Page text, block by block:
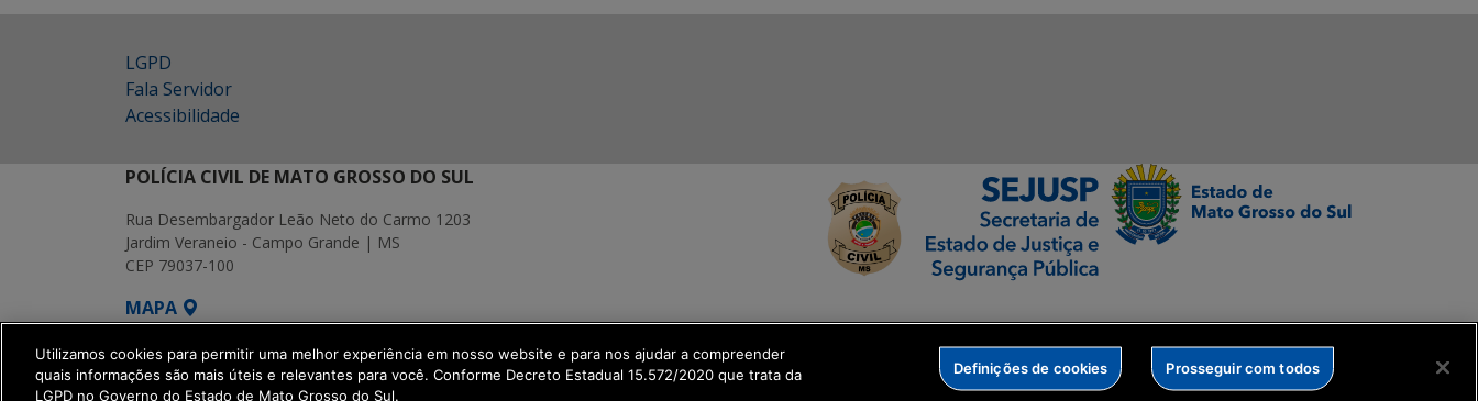
LGPD
Fala Servidor
Acessibilidade
POLÍCIA CIVIL DE MATO GROSSO DO SUL
Rua Desembargador Leão Neto do Carmo 1203
Jardim Veraneio - Campo Grande | MS
CEP 79037-100
MAPA
SETDIG | Secretaria-Executiva de Transformação Digital
Utilizamos cookies para permitir uma melhor experiência em nosso website e para nos ajudar a compreender
quais informações são mais úteis e relevantes para você. Conforme Decreto Estadual 15.572/2020 que trata da
LGPD no Governo do Estado de Mato Grosso do Sul.
Definições de cookies Prosseguir com todos